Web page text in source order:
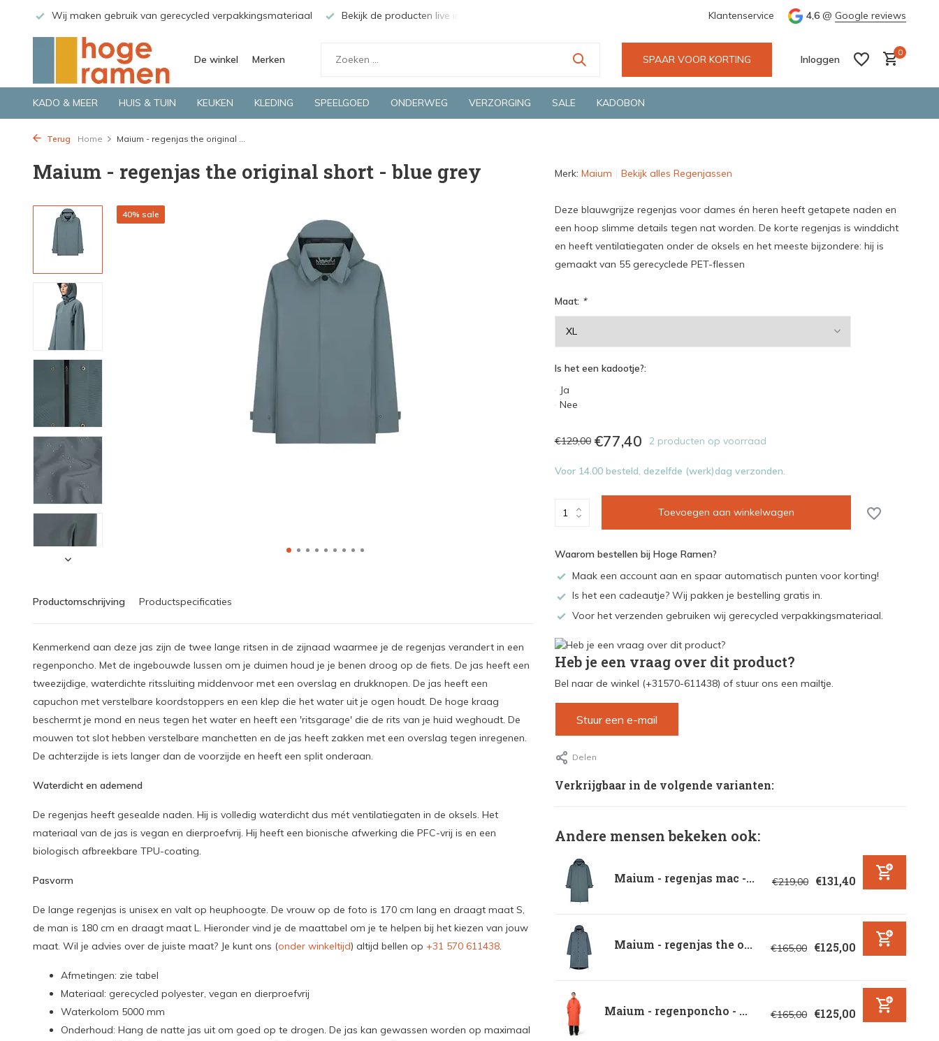
Wij maken gebruik van gerecycled verpakkingsmateriaal Bekijk de producten live in onze winkel in Deventer Groene en snelle bezorging door o.a. Fietskoerier en GLS. Wij
Klantenservice 4,6 @ Google reviews
De winkel Merken SPAAR VOOR KORTING Inloggen
0
KADO & MEER HUIS & TUIN KEUKEN KLEDING SPEELGOED ONDERWEG VERZORGING SALE KADOBON
Terug Home Maium - regenjas the original ...
Maium - regenjas the original short - blue grey
40% sale
Productomschrijving Productspecificaties
Kenmerkend aan deze jas zijn de twee lange ritsen in de zijnaad waarmee je de regenjas verandert in een
regenponcho. Met de ingebouwde lussen om je duimen houd je je benen droog op de fiets. De jas heeft een
tweezijdige, waterdichte ritssluiting middenvoor met een overslag en drukknopen. De jas heeft een
capuchon met verstelbare koordstoppers en een klep die het water uit je ogen houdt. De hoge kraag
beschermt je mond en neus tegen het water en heeft een 'ritsgarage' die de rits van je huid weghoudt. De
mouwen tot slot hebben verstelbare manchetten en de jas heeft zakken met een overslag tegen inregenen.
De achterzijde is iets langer dan de voorzijde en heeft een split onderaan.
Waterdicht en ademend
De regenjas heeft gesealde naden. Hij is volledig waterdicht dus mét ventilatiegaten in de oksels. Het
materiaal van de jas is vegan en dierproefvrij. Hij heeft een bionische afwerking die PFC-vrij is en een
biologisch afbreekbare TPU-coating.
Pasvorm
De lange regenjas is unisex en valt op heuphoogte. De vrouw op de foto is 170 cm lang en draagt maat S,
de man is 180 cm en draagt maat L. Hieronder vind je de maattabel om je te helpen bij het kiezen van jouw
maat. Wil je advies over de juiste maat? Je kunt ons (onder winkeltijd) altijd bellen op +31 570 611438.
Afmetingen: zie tabel
Materiaal: gerecycled polyester, vegan en dierproefvrij
Waterkolom 5000 mm
Onderhoud: Hang de natte jas uit om goed op te drogen. De jas kan gewassen worden op maximaal
Merk: Maium Bekijk alles Regenjassen
Deze blauwgrijze regenjas voor dames én heren heeft getapete naden en
een hoop slimme details tegen nat worden. De korte regenjas is winddicht
en heeft ventilatiegaten onder de oksels en het meeste bijzondere: hij is
gemaakt van 55 gerecyclede PET-flessen
Maat: *
Is het een kadootje?:
Ja
Nee
€129,00 €77,40 2 producten op voorraad
Voor 14.00 besteld, dezelfde (werk)dag verzonden.
Toevoegen aan winkelwagen
Waarom bestellen bij Hoge Ramen?
Maak een account aan en spaar automatisch punten voor korting!
Is het een cadeautje? Wij pakken je bestelling gratis in.
Voor het verzenden gebruiken wij gerecycled verpakkingsmateriaal.
Heb je een vraag over dit product?
Bel naar de winkel (+31570-611438) of stuur ons een mailtje.
Stuur een e-mail
Delen
Verkrijgbaar in de volgende varianten:
Andere mensen bekeken ook:
Maium - regenjas mac -... €219,00 €131,40
Maium - regenjas the o... €165,00 €125,00
Maium - regenponcho - ... €165,00 €125,00